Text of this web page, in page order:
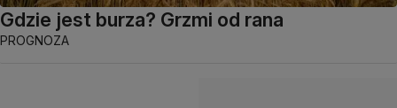
Gdzie jest burza? Grzmi od rana
PROGNOZA